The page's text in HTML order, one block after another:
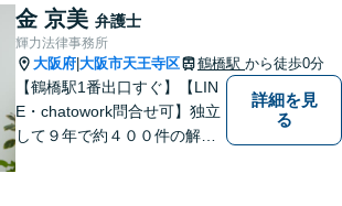
す。
金 京美 弁護士
輝力法律事務所
大阪府 大阪市天王寺区 鶴橋駅 から徒歩0分
【鶴橋駅1番出口すぐ】【LIN
E・chatowork問合せ可】独立
して９年で約４００件の解決
詳細を見
る